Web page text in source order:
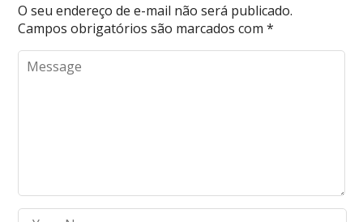
O seu endereço de e-mail não será publicado.
Campos obrigatórios são marcados com*